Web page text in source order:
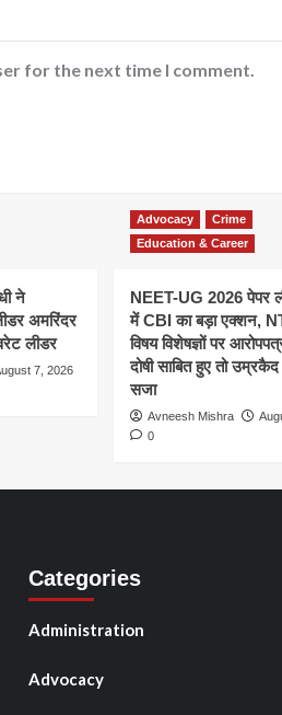
for the next time I comment.
ने
अमरिंदर
लीडर
7, 2026
Advocacy
Crime
Education & Career
NEET-UG 2026 पेपर
में CBI का बड़ा एक्शन,
विषय विशेषज्ञों पर
दोषी साबित हुए तो
सजा
Avneesh Mishra
0
Categories
Administration
Advocacy